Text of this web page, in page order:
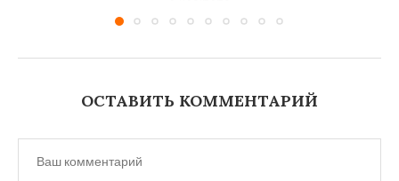
ОСТАВИТЬ КОММЕНТАРИЙ